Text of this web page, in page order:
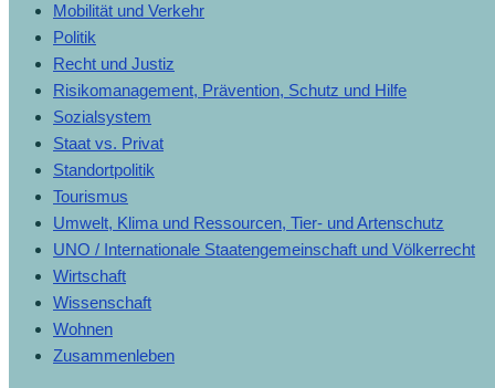
Mobilität und Verkehr
Politik
Recht und Justiz
Risikomanagement, Prävention, Schutz und Hilfe
Sozialsystem
Staat vs. Privat
Standortpolitik
Tourismus
Umwelt, Klima und Ressourcen, Tier- und Artenschutz
UNO / Internationale Staatengemeinschaft und Völkerrecht
Wirtschaft
Wissenschaft
Wohnen
Zusammenleben